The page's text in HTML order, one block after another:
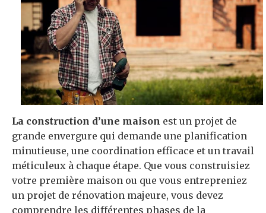
La construction d’une maison est un projet de
grande envergure qui demande une planification
minutieuse, une coordination efficace et un travail
méticuleux à chaque étape. Que vous construisiez
votre première maison ou que vous entrepreniez
un projet de rénovation majeure, vous devez
comprendre les différentes phases de la